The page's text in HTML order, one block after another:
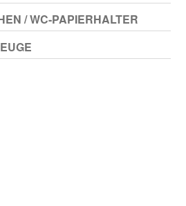
/ WC-PAPIERHALTER